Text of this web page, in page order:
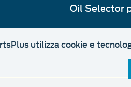
Oil Selector
utilizza cookie e